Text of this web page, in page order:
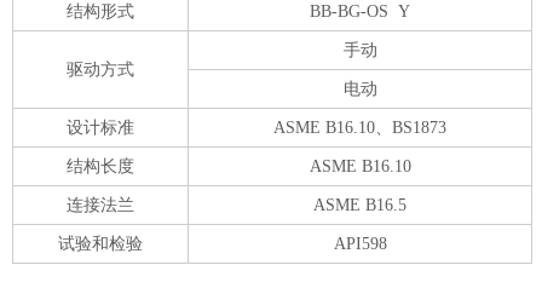
结构形式
BB-BG-OS Y
驱动方式
手动
电动
设计标准 ASME B16.10、BS1873
结构长度 ASME B16.10
连接法兰 ASME B16.5
试验和检验 API598